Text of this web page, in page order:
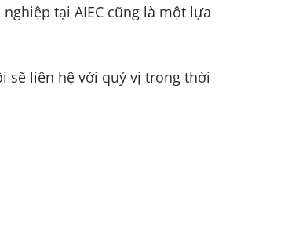
tại AIEC cũng là một lựa
sẽ liên hệ với quý vị trong thời